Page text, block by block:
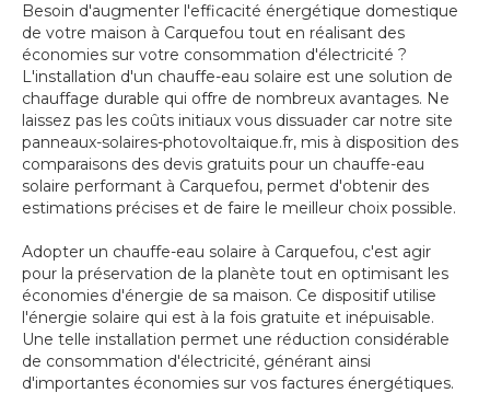
Besoin d'augmenter l'efficacité énergétique domestique
de votre maison à Carquefou tout en réalisant des
économies sur votre consommation d'électricité ?
L'installation d'un chauffe-eau solaire est une solution de
chauffage durable qui offre de nombreux avantages. Ne
laissez pas les coûts initiaux vous dissuader car notre site
panneaux-solaires-photovoltaique.fr, mis à disposition des
comparaisons des devis gratuits pour un chauffe-eau
solaire performant à Carquefou, permet d'obtenir des
estimations précises et de faire le meilleur choix possible.
Adopter un chauffe-eau solaire à Carquefou, c'est agir
pour la préservation de la planète tout en optimisant les
économies d'énergie de sa maison. Ce dispositif utilise
l'énergie solaire qui est à la fois gratuite et inépuisable.
Une telle installation permet une réduction considérable
de consommation d'électricité, générant ainsi
d'importantes économies sur vos factures énergétiques.